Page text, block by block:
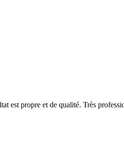
propre et de qualité. Très